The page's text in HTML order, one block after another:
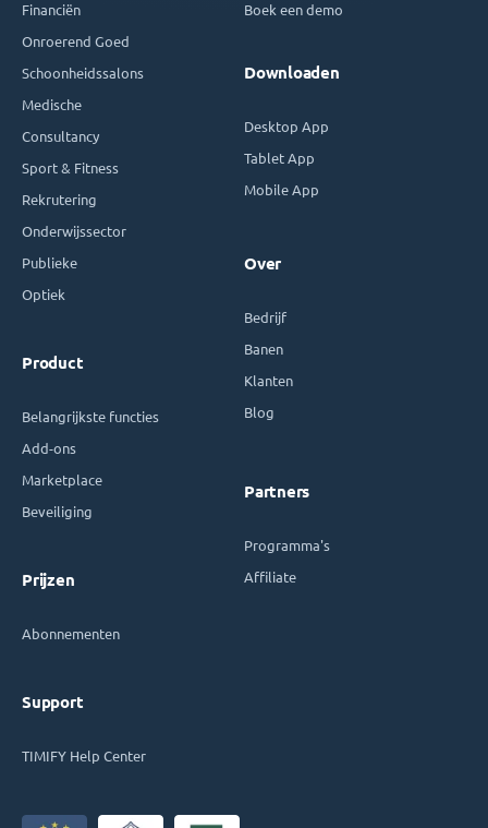
Financiën
Onroerend Goed
Schoonheidssalons
Medische
Consultancy
Sport & Fitness
Rekrutering
Onderwijssector
Publieke
Optiek
Product
Belangrijkste functies
Add-ons
Marketplace
Beveiliging
Prijzen
Abonnementen
Support
TIMIFY Help Center
Boek een demo
Downloaden
Desktop App
Tablet App
Mobile App
Over
Bedrijf
Banen
Klanten
Blog
Partners
Programma's
Affiliate